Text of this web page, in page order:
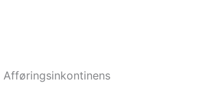
Afføringsinkontinens